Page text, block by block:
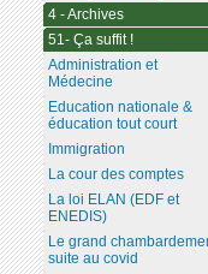
4 - Archives
51- Ça suffit !
Administration et
Médecine
Education nationale &
éducation tout court
Immigration
La cour des comptes
La loi ELAN (EDF et
ENEDIS)
Le grand
suite au covid